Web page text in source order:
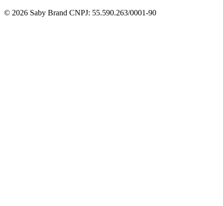
© 2026 Saby Brand CNPJ: 55.590.263/0001-90